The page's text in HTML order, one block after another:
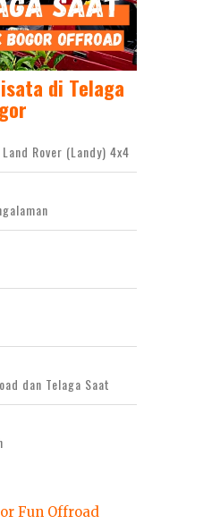
di Telaga
Rover (Landy) 4x4
dan Telaga Saat